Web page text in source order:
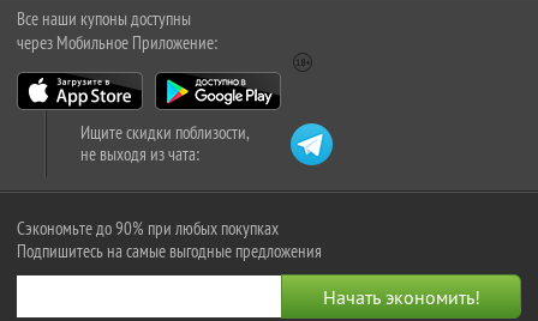
Все наши купоны доступны
через Мобильное Приложение:
Ищите скидки поблизости,
не выходя из чата:
Сэкономьте до 90% при любых покупках
Подпишитесь на самые выгодные предложения